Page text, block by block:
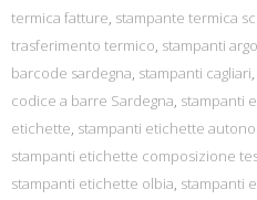
termica fatture, stampante termica
trasferimento termico, stampanti
barcode sardegna, stampanti cagliari,
codice a barre Sardegna, stampanti
etichette, stampanti etichette
stampanti etichette composizione
stampanti etichette olbia, stampanti